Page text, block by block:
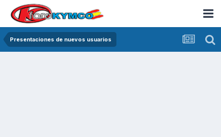
Presentaciones de nuevos usuarios